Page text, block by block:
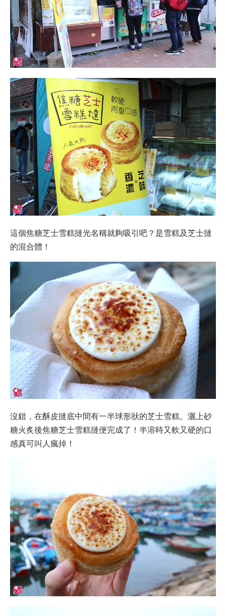
這個焦糖芝士雪糕撻光名稱就夠吸引吧？是雪糕及芝士撻
的混合體！
沒錯，在酥皮撻底中間有一半球形狀的芝士雪糕。灑上砂
糖火炙後焦糖芝士雪糕撻便完成了！半溶時又軟又硬的口
感真可叫人瘋掉！